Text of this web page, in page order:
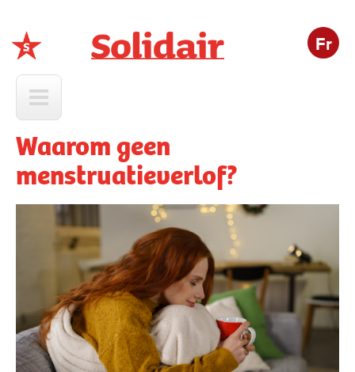
Fr
Waarom geen
menstruatieverlof?